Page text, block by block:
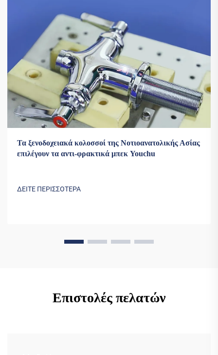
Τα ξενοδοχειακά κολοσσοί της Νοτιοανατολικής Ασίας
επιλέγουν τα αντι-φρακτικά μπεκ Youchu
ΔΕΙΤΕ ΠΕΡΙΣΣΟΤΕΡΑ
Επιστολές πελατών